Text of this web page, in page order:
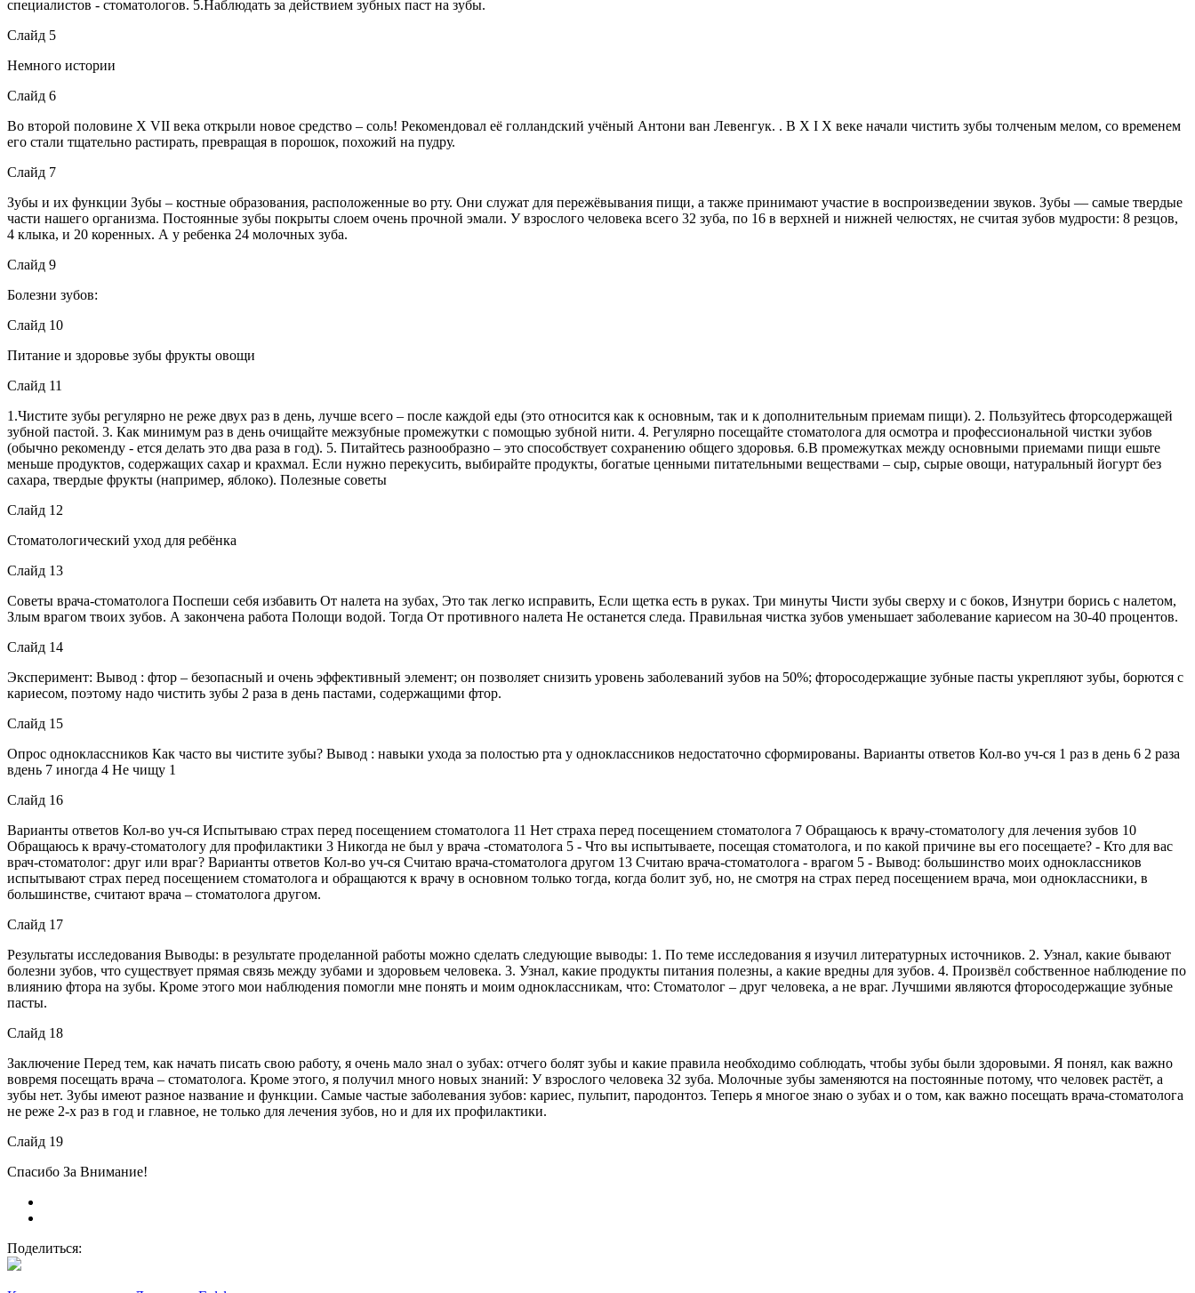
специалистов - стоматологов. 5.Наблюдать за действием зубных паст на зубы.
Слайд 5
Немного истории
Слайд 6
Во второй половине Х VII века открыли новое средство – соль! Рекомендовал её голландский учёный Антони ван Левенгук. . В Х I Х веке начали чистить зубы толченым мелом, со временем
его стали тщательно растирать, превращая в порошок, похожий на пудру.
Слайд 7
Зубы и их функции Зубы – костные образования, расположенные во рту. Они служат для пережёвывания пищи, а также принимают участие в воспроизведении звуков. Зубы — самые твердые
части нашего организма. Постоянные зубы покрыты слоем очень прочной эмали. У взрослого человека всего 32 зуба, по 16 в верхней и нижней челюстях, не считая зубов мудрости: 8 резцов,
4 клыка, и 20 коренных. А у ребенка 24 молочных зуба.
Слайд 9
Болезни зубов:
Слайд 10
Питание и здоровье зубы фрукты овощи
Слайд 11
1.Чистите зубы регулярно не реже двух раз в день, лучше всего – после каждой еды (это относится как к основным, так и к дополнительным приемам пищи). 2. Пользуйтесь фторсодержащей
зубной пастой. 3. Как минимум раз в день очищайте межзубные промежутки с помощью зубной нити. 4. Регулярно посещайте стоматолога для осмотра и профессиональной чистки зубов
(обычно рекоменду - ется делать это два раза в год). 5. Питайтесь разнообразно – это способствует сохранению общего здоровья. 6.В промежутках между основными приемами пищи ешьте
меньше продуктов, содержащих сахар и крахмал. Если нужно перекусить, выбирайте продукты, богатые ценными питательными веществами – сыр, сырые овощи, натуральный йогурт без
сахара, твердые фрукты (например, яблоко). Полезные советы
Слайд 12
Стоматологический уход для ребёнка
Слайд 13
Советы врача-стоматолога Поспеши себя избавить От налета на зубах, Это так легко исправить, Если щетка есть в руках. Три минуты Чисти зубы сверху и с боков, Изнутри борись с налетом,
Злым врагом твоих зубов. А закончена работа Полощи водой. Тогда От противного налета Не останется следа. Правильная чистка зубов уменьшает заболевание кариесом на 30-40 процентов.
Слайд 14
Эксперимент: Вывод : фтор – безопасный и очень эффективный элемент; он позволяет снизить уровень заболеваний зубов на 50%; фторосодержащие зубные пасты укрепляют зубы, борются с
кариесом, поэтому надо чистить зубы 2 раза в день пастами, содержащими фтор.
Слайд 15
Опрос одноклассников Как часто вы чистите зубы? Вывод : навыки ухода за полостью рта у одноклассников недостаточно сформированы. Варианты ответов Кол-во уч-ся 1 раз в день 6 2 раза
вдень 7 иногда 4 Не чищу 1
Слайд 16
Варианты ответов Кол-во уч-ся Испытываю страх перед посещением стоматолога 11 Нет страха перед посещением стоматолога 7 Обращаюсь к врачу-стоматологу для лечения зубов 10
Обращаюсь к врачу-стоматологу для профилактики 3 Никогда не был у врача -стоматолога 5 - Что вы испытываете, посещая стоматолога, и по какой причине вы его посещаете? - Кто для вас
врач-стоматолог: друг или враг? Варианты ответов Кол-во уч-ся Считаю врача-стоматолога другом 13 Считаю врача-стоматолога - врагом 5 - Вывод: большинство моих одноклассников
испытывают страх перед посещением стоматолога и обращаются к врачу в основном только тогда, когда болит зуб, но, не смотря на страх перед посещением врача, мои одноклассники, в
большинстве, считают врача – стоматолога другом.
Слайд 17
Результаты исследования Выводы: в результате проделанной работы можно сделать следующие выводы: 1. По теме исследования я изучил литературных источников. 2. Узнал, какие бывают
болезни зубов, что существует прямая связь между зубами и здоровьем человека. 3. Узнал, какие продукты питания полезны, а какие вредны для зубов. 4. Произвёл собственное наблюдение по
влиянию фтора на зубы. Кроме этого мои наблюдения помогли мне понять и моим одноклассникам, что: Стоматолог – друг человека, а не враг. Лучшими являются фторосодержащие зубные
пасты.
Слайд 18
Заключение Перед тем, как начать писать свою работу, я очень мало знал о зубах: отчего болят зубы и какие правила необходимо соблюдать, чтобы зубы были здоровыми. Я понял, как важно
вовремя посещать врача – стоматолога. Кроме этого, я получил много новых знаний: У взрослого человека 32 зуба. Молочные зубы заменяются на постоянные потому, что человек растёт, а
зубы нет. Зубы имеют разное название и функции. Самые частые заболевания зубов: кариес, пульпит, пародонтоз. Теперь я многое знаю о зубах и о том, как важно посещать врача-стоматолога
не реже 2-х раз в год и главное, не только для лечения зубов, но и для их профилактики.
Слайд 19
Спасибо За Внимание!
Поделиться: